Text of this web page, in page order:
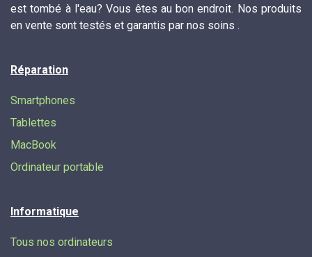
est tombé à l'eau? Vous êtes au bon endroit. Nos produits
en vente sont testés et garantis par nos soins .
Réparation
Smartphones
Tablettes
MacBook
Ordinateur portable
Informatique
Tous nos ordinateurs